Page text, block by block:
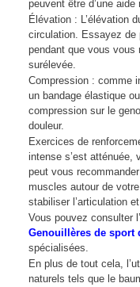
peuvent être d’une aide
Élévation : L’élévation
circulation. Essayez de
pendant que vous vous
surélevée.
Compression : comme
un bandage élastique
compression sur le
douleur.
Exercices de
intense s’est atténuée,
peut vous
muscles autour de
stabiliser l’articulation
Vous pouvez consulter
Genouillères de sport
spécialisées.
En plus de tout cela,
naturels tels que le